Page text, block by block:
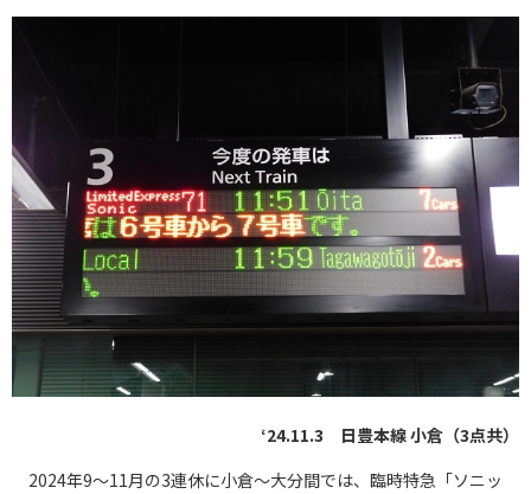
‘24.11.3 日豊本線 小倉（3点共）
2024年9～11月の3連休に小倉～大分間では、臨時特急「ソニッ